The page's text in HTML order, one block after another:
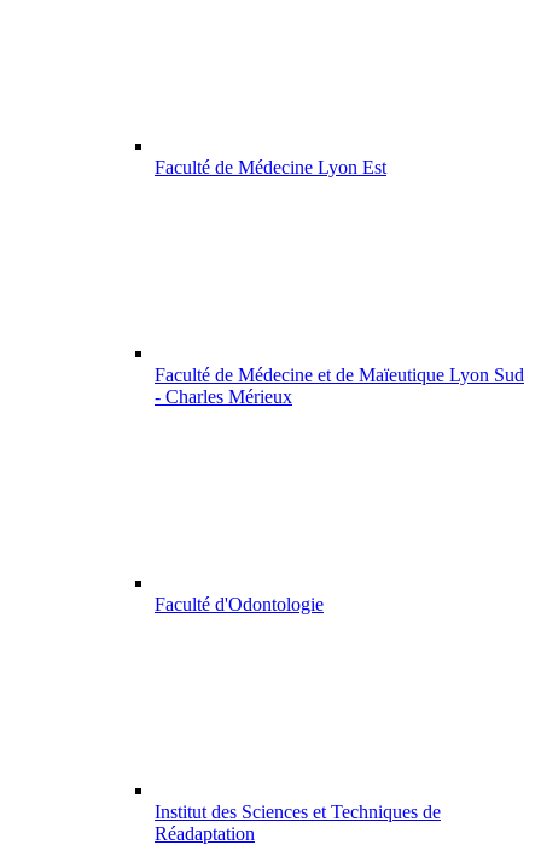
Faculté de Médecine Lyon Est
Faculté de Médecine et de Maïeutique Lyon Sud
- Charles Mérieux
Faculté d'Odontologie
Institut des Sciences et Techniques de
Réadaptation